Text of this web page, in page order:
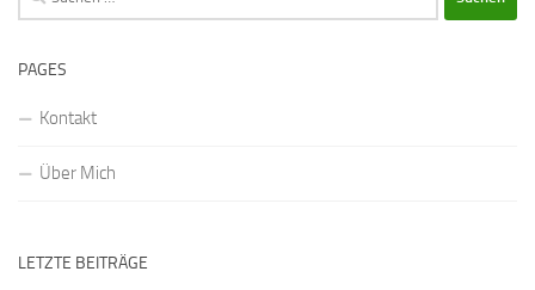
nach:
PAGES
Kontakt
Über Mich
LETZTE BEITRÄGE